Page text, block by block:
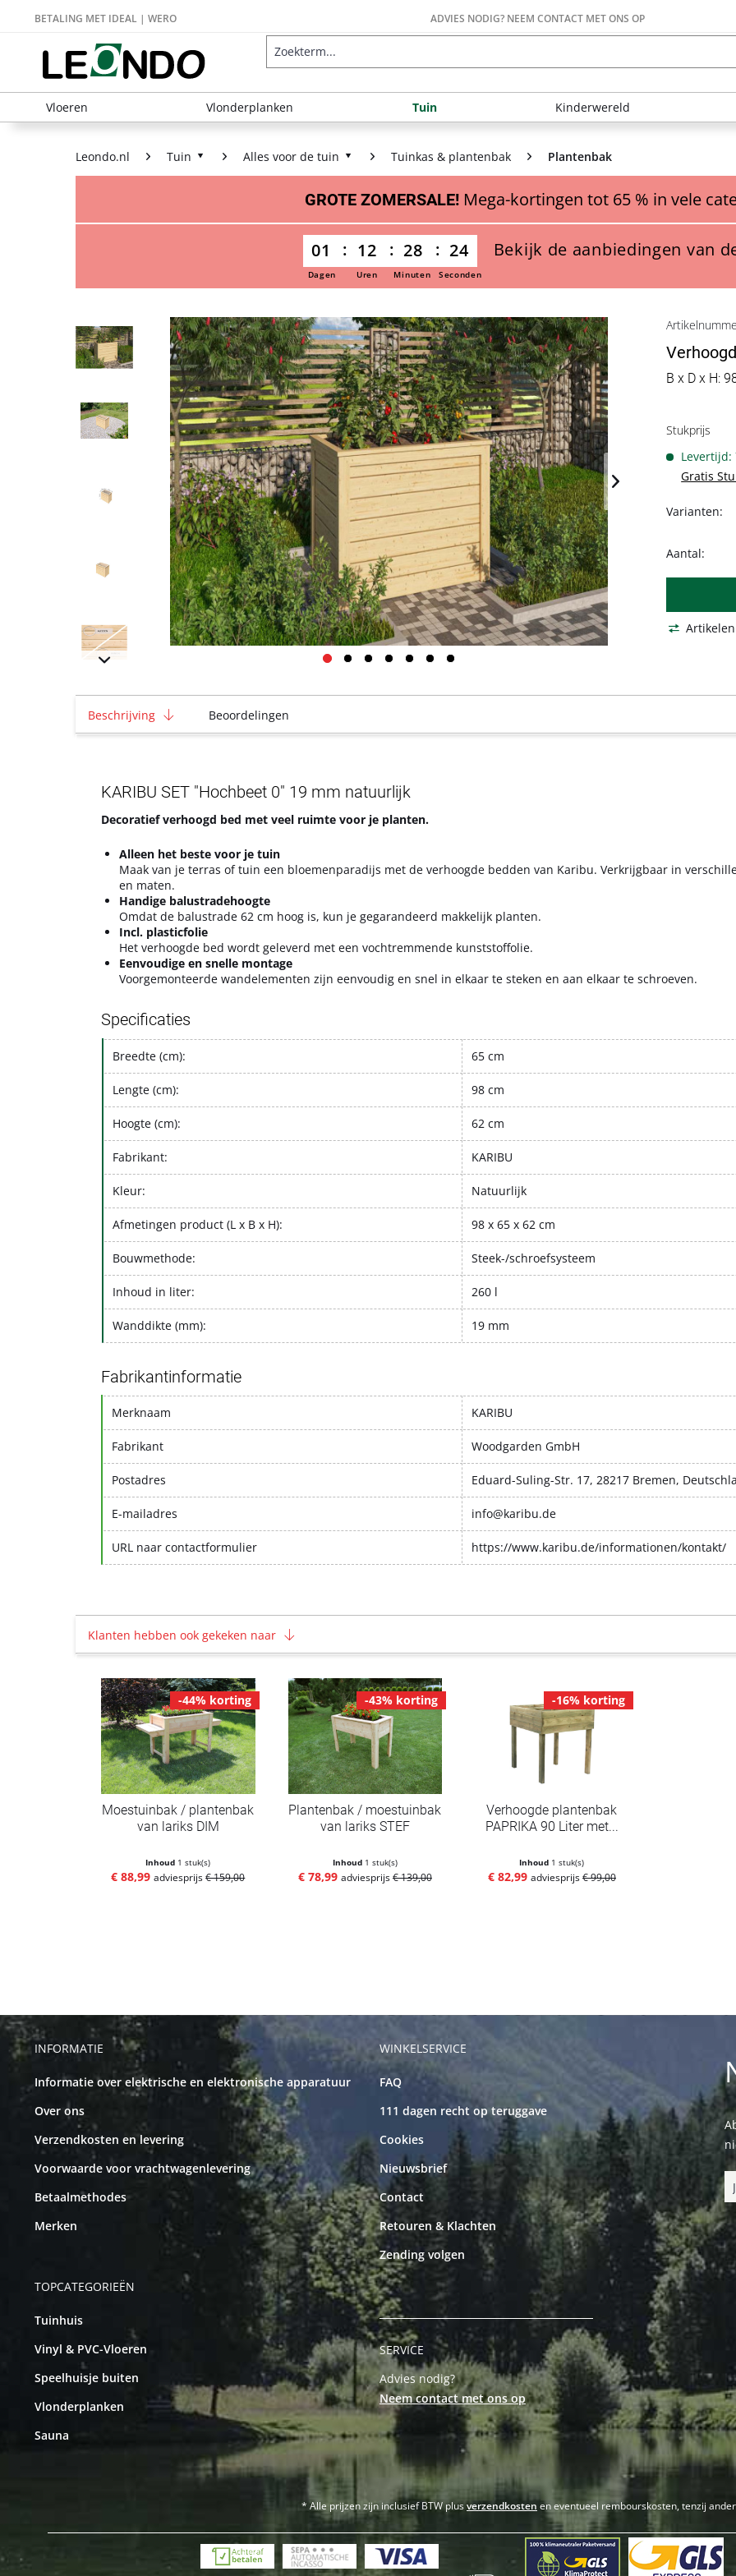
BETALING MET IDEAL | WERO ADVIES NODIG? NEEM CONTACT MET ONS OP
Vloeren Vlonderplanken Tuin Kinderwereld
Leondo.nl Tuin Alles voor de tuin Tuinkas & plantenbak Plantenbak
GROTE ZOMERSALE! Mega-kortingen tot 65 % in vele
01 12 28 23
Dagen Uren Minuten Seconden
Bekijk de aanbiedingen van
B x D x H:
Stukprijs
Levertijd:
Gratis
Varianten:
Aantal:
Beschrijving Beoordelingen
KARIBU SET "Hochbeet 0" 19 mm natuurlijk
Decoratief verhoogd bed met veel ruimte voor je planten.
Alleen het beste voor je tuin
Maak van je terras of tuin een bloemenparadijs met de verhoogde bedden van Karibu. Verkrijgbaar in
en maten.
Handige balustradehoogte
Omdat de balustrade 62 cm hoog is, kun je gegarandeerd makkelijk planten.
Incl. plasticfolie
Het verhoogde bed wordt geleverd met een vochtremmende kunststoffolie.
Eenvoudige en snelle montage
Voorgemonteerde wandelementen zijn eenvoudig en snel in elkaar te steken en aan elkaar te schroeven.
Specificaties
Breedte (cm): 65 cm
Lengte (cm): 98 cm
Hoogte (cm): 62 cm
Fabrikant: KARIBU
Kleur: Natuurlijk
Afmetingen product (L x B x H): 98 x 65 x 62 cm
Bouwmethode: Steek-/schroefsysteem
Inhoud in liter: 260 l
Wanddikte (mm): 19 mm
Fabrikantinformatie
Merknaam KARIBU
Fabrikant Woodgarden GmbH
Postadres Eduard-Suling-Str. 17, 28217 Bremen,
E-mailadres info@karibu.de
URL naar contactformulier https://www.karibu.de/informationen/kontakt/
Klanten hebben ook gekeken naar
-44% korting
Moestuinbak / plantenbak
van lariks DIM
Inhoud 1 stuk(s)
€ 88,99 adviesprijs€ 159,00
-43% korting
Plantenbak / moestuinbak
van lariks STEF
Inhoud 1 stuk(s)
€ 78,99 adviesprijs€ 139,00
-16% korting
Verhoogde plantenbak
PAPRIKA 90 Liter met...
Inhoud 1 stuk(s)
€ 82,99 adviesprijs€ 99,00
INFORMATIE
Informatie over elektrische en elektronische apparatuur
Over ons
Verzendkosten en levering
Voorwaarde voor vrachtwagenlevering
Betaalmethodes
Merken
TOPCATEGORIEËN
Tuinhuis
Vinyl & PVC-Vloeren
Speelhuisje buiten
Vlonderplanken
Sauna
WINKELSERVICE
FAQ
111 dagen recht op teruggave
Cookies
Nieuwsbrief
Contact
Retouren & Klachten
Zending volgen
SERVICE
Advies nodig?
Neem contact met ons op
* Alle prijzen zijn inclusief BTW plusverzendkosten en eventueel rembourskosten, tenzij